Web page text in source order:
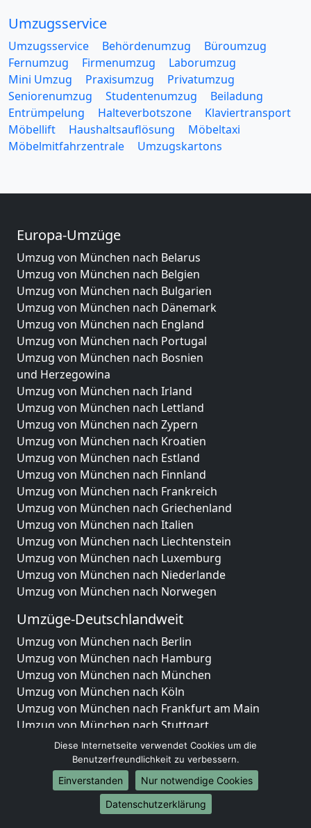
Umzugsservice
Umzugsservice Behördenumzug
Büroumzug
Fernumzug
Firmenumzug
Laborumzug
Mini Umzug
Praxisumzug
Privatumzug
Seniorenumzug
Studentenumzug
Beiladung
Entrümpelung
Halteverbotszone
Klaviertransport
Möbellift
Haushaltsauflösung
Möbeltaxi
Möbelmitfahrzentrale
Umzugskartons
Europa-Umzüge
Umzug von München nach Belarus
Umzug von München nach Belgien
Umzug von München nach Bulgarien
Umzug von München nach Dänemark
Umzug von München nach England
Umzug von München nach Portugal
Umzug von München nach Bosnien
und Herzegowina
Umzug von München nach Irland
Umzug von München nach Lettland
Umzug von München nach Zypern
Umzug von München nach Kroatien
Umzug von München nach Estland
Umzug von München nach Finnland
Umzug von München nach Frankreich
Umzug von München nach Griechenland
Umzug von München nach Italien
Umzug von München nach Liechtenstein
Umzug von München nach Luxemburg
Umzug von München nach Niederlande
Umzug von München nach Norwegen
Umzüge-Deutschlandweit
Umzug von München nach Berlin
Umzug von München nach Hamburg
Umzug von München nach München
Umzug von München nach Köln
Umzug von München nach Frankfurt am Main
Umzug von München nach Stuttgart
Umzug von München nach Düsseldorf
Umzug von München nach Leipzig
Umzug von München nach Dortmund
Umzug von München nach Essen
Umzug von München nach Bremen
Diese Internetseite verwendet Cookies um die
Benutzerfreundlichkeit zu verbessern.
Einverstanden
Nur notwendige Cookies
Datenschutzerklärung